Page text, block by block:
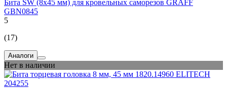
Бита SW (8x45 мм) для кровельных саморезов GRAFF
GBN0845
5
(17)
Аналоги
Нет в наличии